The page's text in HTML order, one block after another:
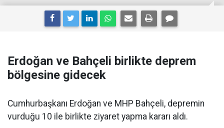
Erdoğan ve Bahçeli birlikte deprem
bölgesine gidecek
Cumhurbaşkanı Erdoğan ve MHP Bahçeli, depremin
vurduğu 10 ile birlikte ziyaret yapma kararı aldı.